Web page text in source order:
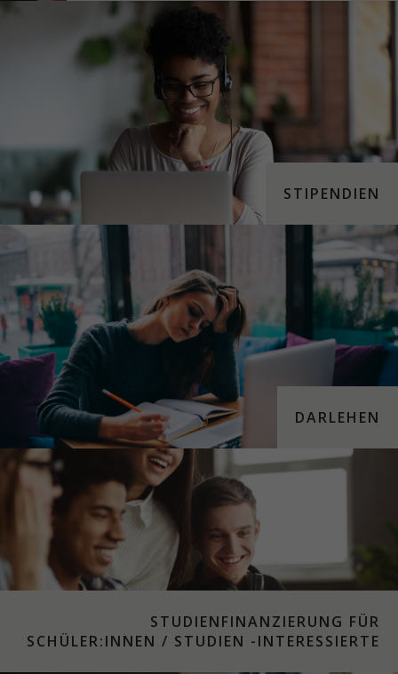
STIPENDIEN
DARLEHEN
STUDIENFINANZIERUNG FÜR
SCHÜLER:INNEN / STUDIEN -INTERESSIERTE